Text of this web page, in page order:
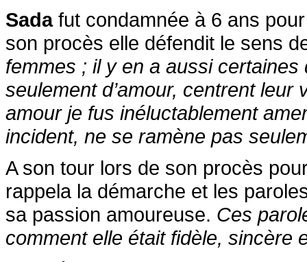
Sadafut condamnée à 6 ans
son procès elle défendit le sens
femmes ; il y en a aussi certaines
seulement d’amour, centrent
amour je fus inéluctablement
incident, ne se ramène pas
A son tour lors de son procès
rappela la démarche et les
sa passion amoureuse. Ces
comment elle était fidèle, sincère